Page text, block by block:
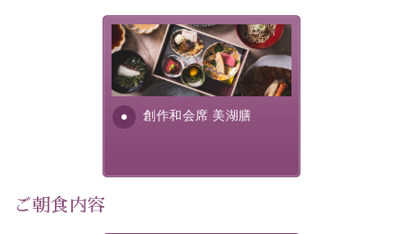
■内容&特典■
40分無料
1人1,000円分の館内利用券（お飲み物やお土産などに
「千人風呂」で有名な 片倉館のご入浴券
クレンジング、化粧水、乳液
・諏訪大社4社を巡る無料参拝バス（事前予約制）
・館内着をご用意
創作和会席 美湖膳
美湖膳とは諏訪の地で特別を
提供する為に料理長・神原 裕
明が考え出した創作和会席で
す。美しい諏訪湖の幸...
ご朝食内容